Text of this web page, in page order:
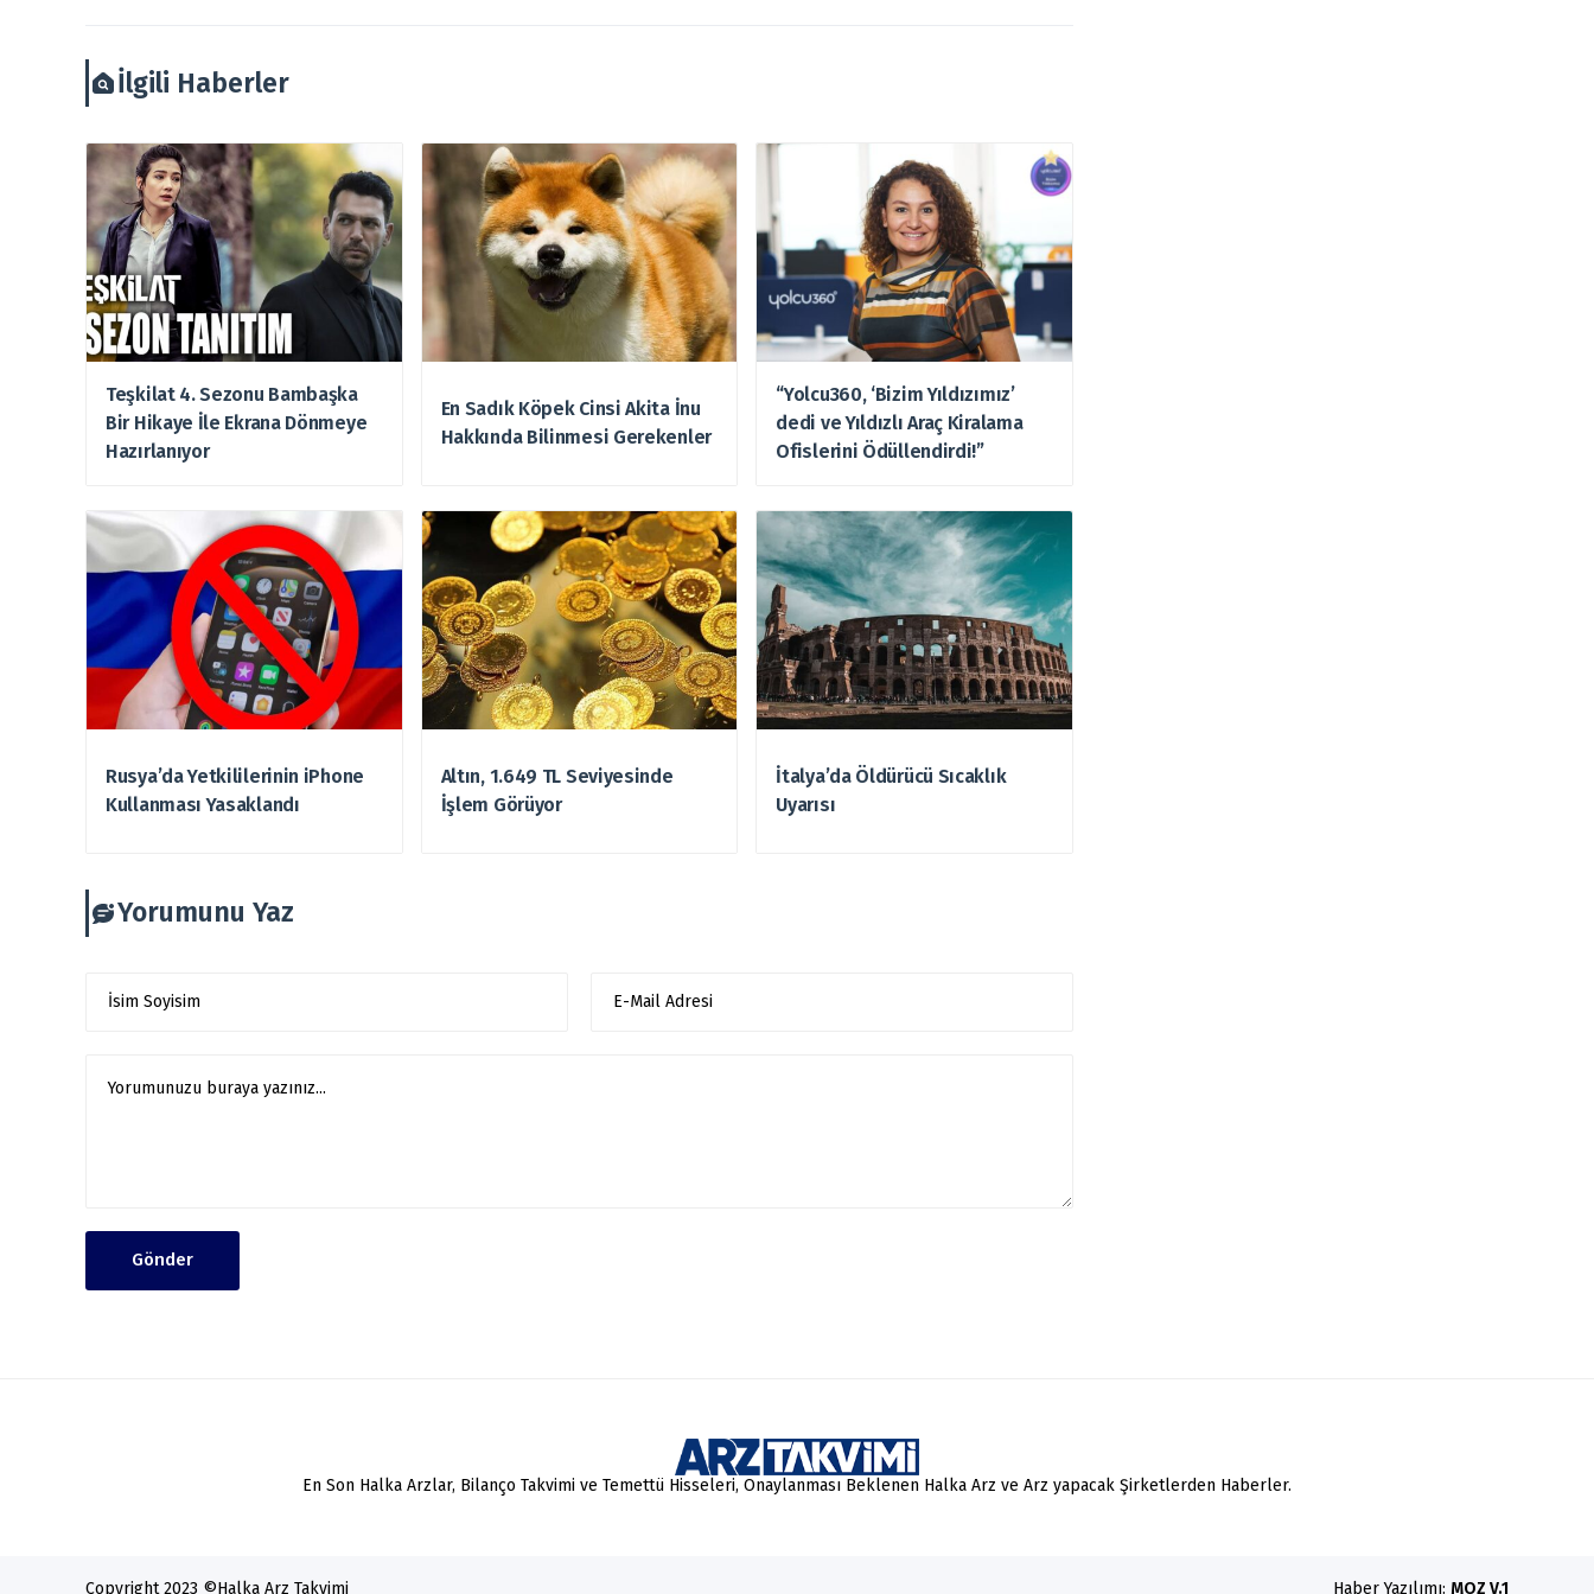
İlgili Haberler
Teşkilat 4. Sezonu Bambaşka
Bir Hikaye İle Ekrana Dönmeye
Hazırlanıyor
En Sadık Köpek Cinsi Akita İnu
Hakkında Bilinmesi Gerekenler
“Yolcu360, ‘Bizim Yıldızımız’
dedi ve Yıldızlı Araç Kiralama
Ofislerini Ödüllendirdi!”
Rusya’da Yetkililerinin iPhone
Kullanması Yasaklandı
Altın, 1.649 TL Seviyesinde
İşlem Görüyor
İtalya’da Öldürücü Sıcaklık
Uyarısı
Yorumunu Yaz
Gönder
En Son Halka Arzlar, Bilanço Takvimi ve Temettü Hisseleri, Onaylanması Beklenen Halka Arz ve Arz yapacak Şirketlerden Haberler.
Copyright 2023 ©Halka Arz Takvimi Haber Yazılımı: MOZ V.1